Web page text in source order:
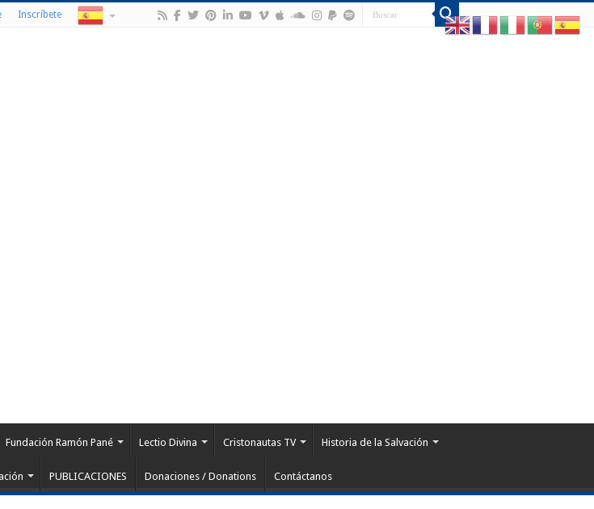
Inscríbete
Fundación Ramón Pané Lectio Divina Cristonautas TV Historia de la Salvación
PUBLICACIONES Donaciones / Donations Contáctanos